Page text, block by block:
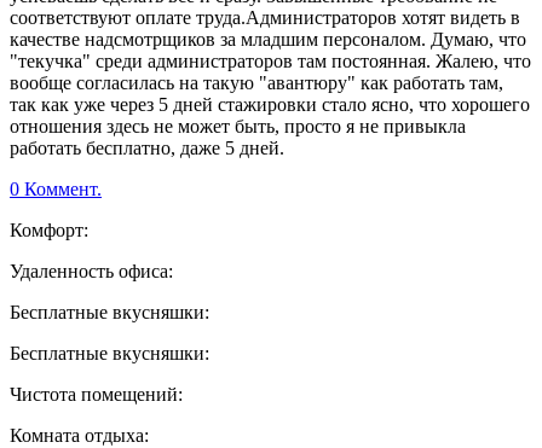
соответствуют оплате труда.Администраторов хотят видеть в
качестве надсмотрщиков за младшим персоналом. Думаю, что
"текучка" среди администраторов там постоянная. Жалею, что
вообще согласилась на такую "авантюру" как работать там,
так как уже через 5 дней стажировки стало ясно, что хорошего
отношения здесь не может быть, просто я не привыкла
работать бесплатно, даже 5 дней.
0 Коммент.
Комфорт:
Удаленность офиса:
Бесплатные вкусняшки:
Бесплатные вкусняшки:
Чистота помещений:
Комната отдыха: